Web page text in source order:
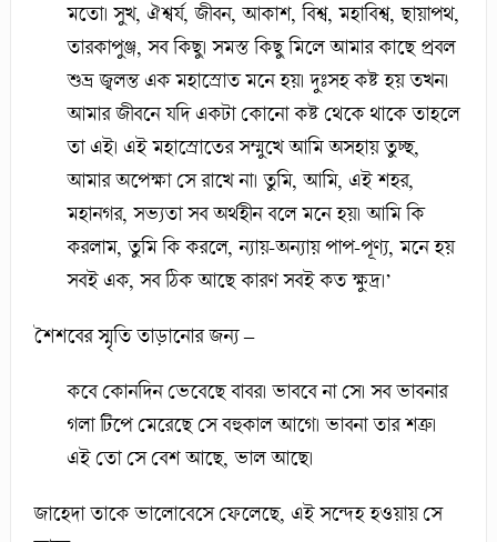
মতো। সুখ, ঐশ্বর্য, জীবন, আকাশ, বিশ্ব, মহাবিশ্ব, ছায়াপথ,
তারকাপুঞ্জ, সব কিছু। সমস্ত কিছু মিলে আমার কাছে প্রবল
শুভ্র জ্বলন্ত এক মহাস্রোত মনে হয়। দুঃসহ কষ্ট হয় তখন।
আমার জীবনে যদি একটা কোনো কষ্ট থেকে থাকে তাহলে
তা এই। এই মহাস্রোতের সম্মুখে আমি অসহায় তুচ্ছ,
আমার অপেক্ষা সে রাখে না। তুমি, আমি, এই শহর,
মহানগর, সভ্যতা সব অর্থহীন বলে মনে হয়। আমি কি
করলাম, তুমি কি করলে, ন্যায়-অন্যায় পাপ-পূণ্য, মনে হয়
সবই এক, সব ঠিক আছে কারণ সবই কত ক্ষুদ্র।’
শৈশবের স্মৃতি তাড়ানোর জন্য –
কবে কোনদিন ভেবেছে বাবর। ভাববে না সে। সব ভাবনার
গলা টিপে মেরেছে সে বহুকাল আগে। ভাবনা তার শত্রু।
এই তো সে বেশ আছে, ভাল আছে।
জাহেদা তাকে ভালোবেসে ফেলেছে, এই সন্দেহ হওয়ায় সে